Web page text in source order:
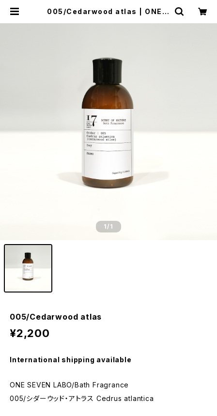
005/Cedarwood atlas | ONE S
1/1
005/Cedarwood atlas
¥2,200
International shipping available
ONE SEVEN LABO/Bath Fragrance
005/シダーウッド・アトラス Cedrus atlantica